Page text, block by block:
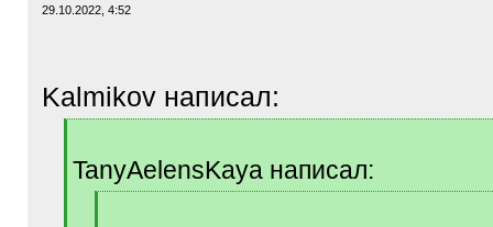
29.10.2022, 4:52
Kalmikov написал:
TanyAelensKaya написал: